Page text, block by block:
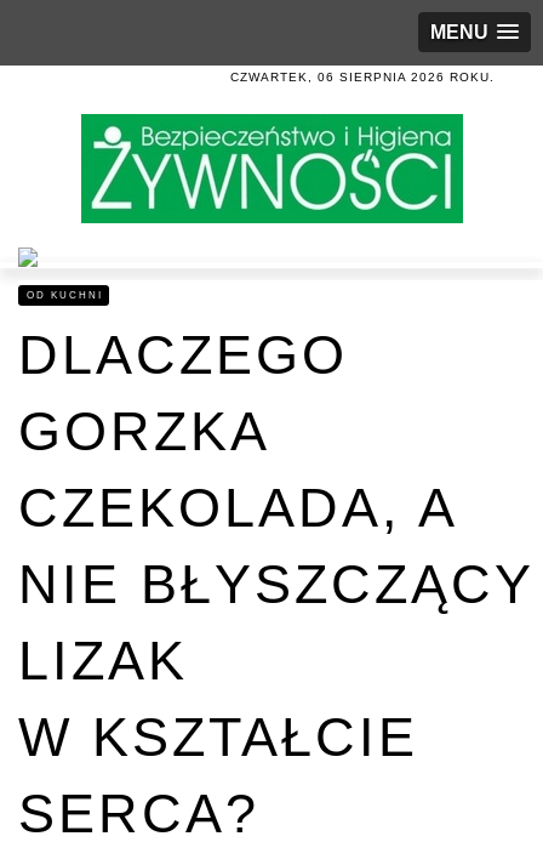
MENU
CZWARTEK, 06 SIERPNIA 2026 ROKU.
OD KUCHNI
DLACZEGO
GORZKA
CZEKOLADA, A
NIE BŁYSZCZĄCY
LIZAK
W KSZTAŁCIE
SERCA?